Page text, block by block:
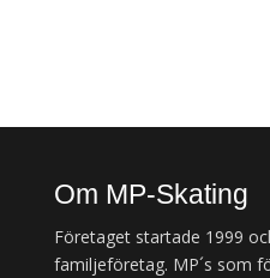
Om MP-Skating
Företaget startade 1999
familjeföretag. MP´s som